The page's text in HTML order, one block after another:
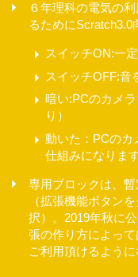
６年理科の電気の
るためにScratch3.0
スイッチON:一
スイッチOFF:音
暗い:PCのカメ
り）
動いた：PCのカ
仕組みになります
専用ブロックは、暫
（拡張機能ボタン
択）。2019年秋に
張の作り方によっ
ご利用頂けるように